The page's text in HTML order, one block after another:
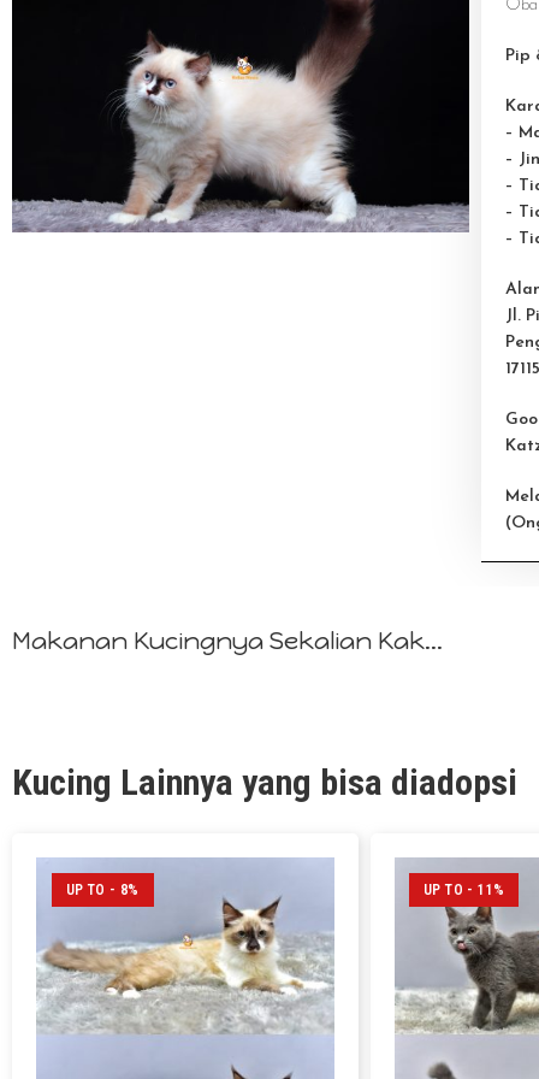
Pip
–
–
–
–
–
Jl.
17115
Makanan Kucingnya Sekalian Kak...
Kucing Lainnya yang bisa diadopsi
UP TO - 8% UP TO - 11%